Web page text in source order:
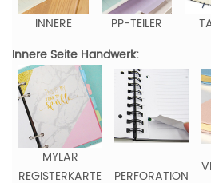
INNERE PP-TEILER
Innere Seite Handwerk:
MYLAR
REGISTERKARTE
PERFORATION